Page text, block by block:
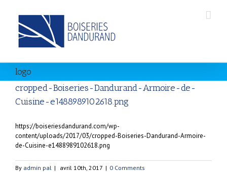
logo
cropped-Boiseries-Dandurand-Armoire-de-
Cuisine-e1488989102618.png
https://boiseriesdandurand.com/wp-
content/uploads/2017/03/cropped-Boiseries-Dandurand-Armoire-
de-Cuisine-e1488989102618.png
By admin pal | avril 10th, 2017 | 0 Comments